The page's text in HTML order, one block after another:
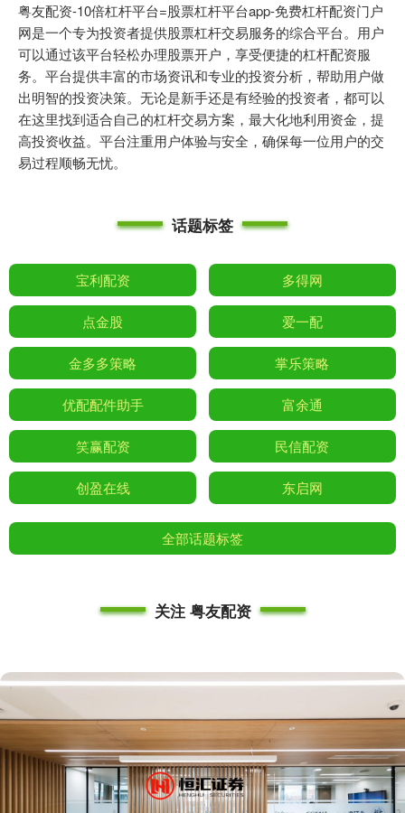
粤友配资-10倍杠杆平台=股票杠杆平台app-免费杠杆配资门户
网是一个专为投资者提供股票杠杆交易服务的综合平台。用户
可以通过该平台轻松办理股票开户，享受便捷的杠杆配资服
务。平台提供丰富的市场资讯和专业的投资分析，帮助用户做
出明智的投资决策。无论是新手还是有经验的投资者，都可以
在这里找到适合自己的杠杆交易方案，最大化地利用资金，提
高投资收益。平台注重用户体验与安全，确保每一位用户的交
易过程顺畅无忧。
话题标签
宝利配资 多得网
点金股 爱一配
金多多策略 掌乐策略
优配配件助手 富余通
笑赢配资 民信配资
创盈在线 东启网
全部话题标签
关注 粤友配资